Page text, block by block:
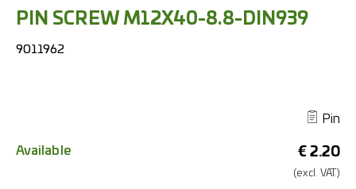
PIN SCREW M12X40-8.8-DIN939
9011962
Pin
€ 2.20
(excl. VAT.)
Available